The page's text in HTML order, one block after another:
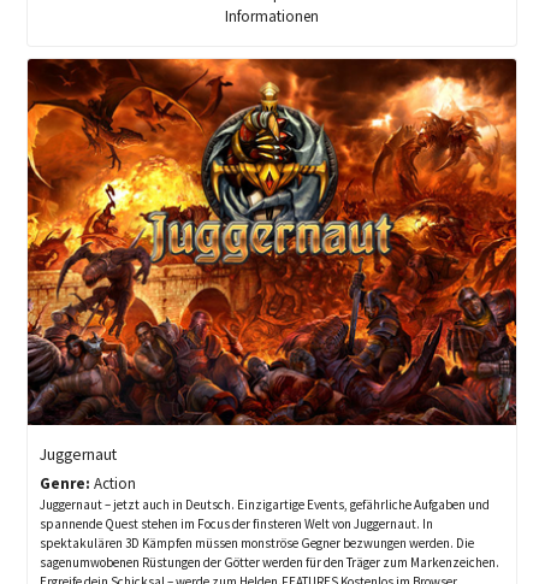
Informationen
Juggernaut
Genre: Action
Juggernaut – jetzt auch in Deutsch. Einzigartige Events, gefährliche Aufgaben und
spannende Quest stehen im Focus der finsteren Welt von Juggernaut. In
spektakulären 3D Kämpfen müssen monströse Gegner bezwungen werden. Die
sagenumwobenen Rüstungen der Götter werden für den Träger zum Markenzeichen.